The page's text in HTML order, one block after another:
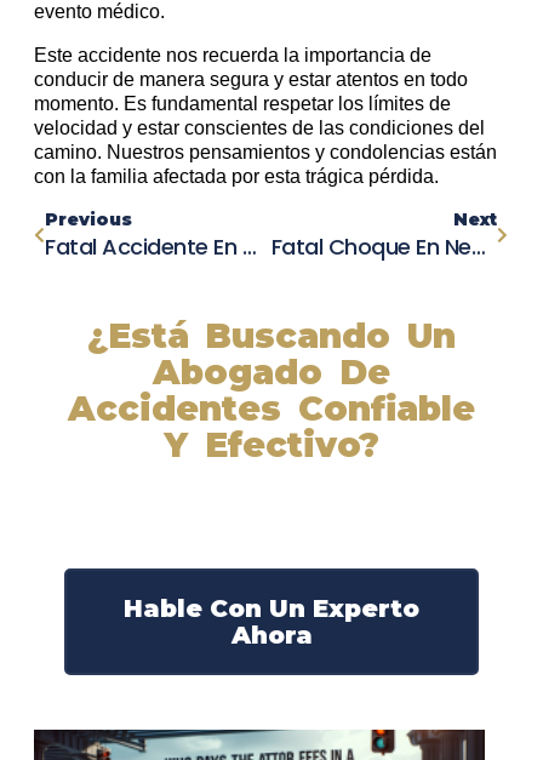
evento médico.
Este accidente nos recuerda la importancia de
conducir de manera segura y estar atentos en todo
momento. Es fundamental respetar los límites de
velocidad y estar conscientes de las condiciones del
camino. Nuestros pensamientos y condolencias están
con la familia afectada por esta trágica pérdida.
Previous
Fatal Accidente En Mulberry: Dos Vidas Perdidas Y Varias Personas En Estado Crítico Tras Choque En La Ruta 60
Next
Fatal Choque En Newtown: Joven Danburiense De 26 Años Pierde La Vida En Un Accidente Automovilístico
¿Está Buscando Un
Abogado De
Accidentes Confiable
Y Efectivo?
Hable Con Un Experto
Ahora